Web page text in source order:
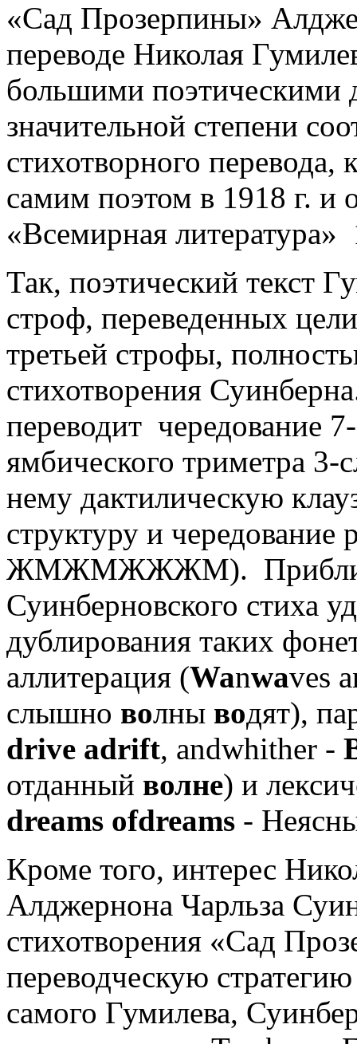
«Сад Прозерпины»
переводе Николая
большими поэтическими
значительной степени
стихотворного
самим поэтом в 1918 г. и
«Всемирная
Так, поэтический текст
строф, переведенных
третьей строфы,
стихотворения
переводит чередование
ямбического триметра
нему дактилическую
структуру и
ЖMЖMЖЖЖM).
Суинберновского стиха
дублирования таких
аллитерация (Wanwaves
слышно волны водят),
drive adrift, andwhither -
отданный волне) и
dreams ofdreams -
Кроме того, интерес
Алджернона Чарльза
стихотворения «Сад
переводческую
самого Гумилева,